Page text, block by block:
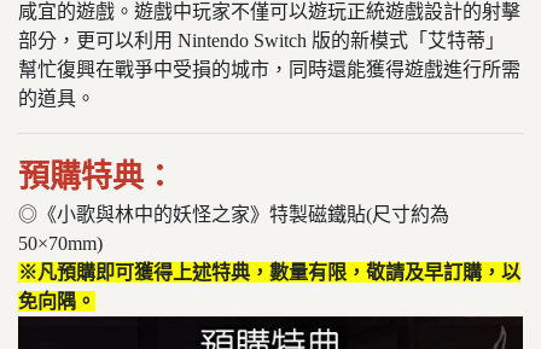
咸宜的遊戲。遊戲中玩家不僅可以遊玩正統遊戲設計的射擊
部分，更可以利用 Nintendo Switch 版的新模式「艾特蒂」
幫忙復興在戰爭中受損的城市，同時還能獲得遊戲進行所需
的道具。
預購特典：
◎《小歌與林中的妖怪之家》特製磁鐵貼(尺寸約為
50×70mm)
※凡預購即可獲得上述特典，數量有限，敬請及早訂購，以
免向隅。